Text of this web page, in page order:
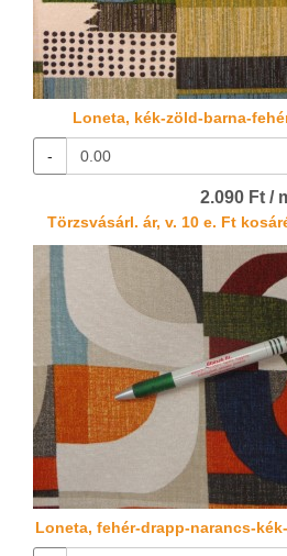
Loneta, kék-zöld-barna-
-
2.090 Ft /
Törzsvásárl. ár, v. 10 e. Ft
Loneta, fehér-drapp-narancs-